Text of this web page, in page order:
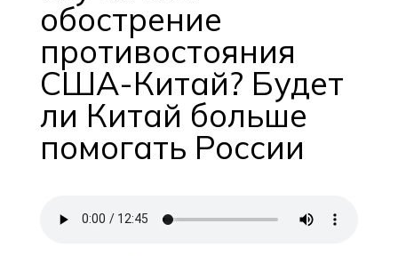
обострение
противостояния
США-Китай? Будет
ли Китай больше
помогать России